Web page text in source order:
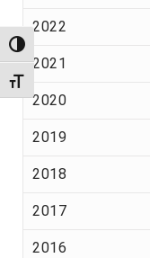
Alternar alto contraste
Alternar tamanho da
2022
2021
2020
2019
2018
2017
2016